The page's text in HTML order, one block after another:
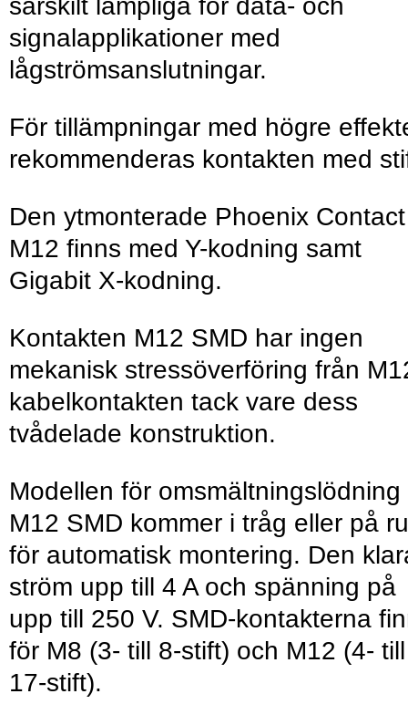
särskilt lämpliga för data- och
signalapplikationer med
lågströmsanslutningar.
För tillämpningar med högre
rekommenderas kontakten med
Den ytmonterade Phoenix Contact
M12 finns med Y-kodning samt
Gigabit X-kodning.
Kontakten M12 SMD har ingen
mekanisk stressöverföring från
kabelkontakten tack vare dess
tvådelade konstruktion.
Modellen för omsmältningslödning
M12 SMD kommer i tråg eller på
för automatisk montering. Den
ström upp till 4 A och spänning på
upp till 250 V. SMD-kontakterna
för M8 (3- till 8-stift) och M12 ­(4- till
17-stift).